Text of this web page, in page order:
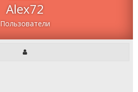
Alex72
Пользователи